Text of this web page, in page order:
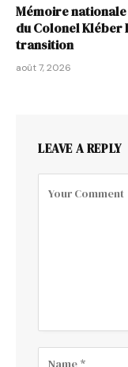
Mémoire
du Colonel Kléber
transition
août 7, 2026
LEAVE A REPLY